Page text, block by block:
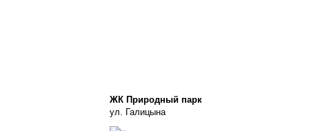
ЖК Природный парк
ул. Галицына